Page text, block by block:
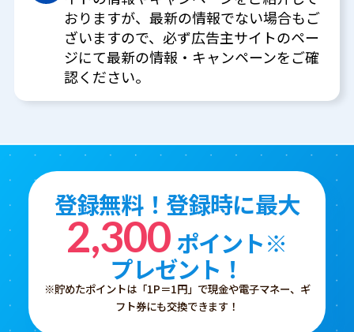
おりますが、最新の情報でない場合もご
ざいますので、必ず広告主サイトのペー
ジにて最新の情報・キャンペーンをご確
認ください。
登録無料！登録時に最大
2,300ポイント※
プレゼント！
※貯めたポイントは「1P＝1円」で現金や電子マネー、ギ
フト券にも交換できます！